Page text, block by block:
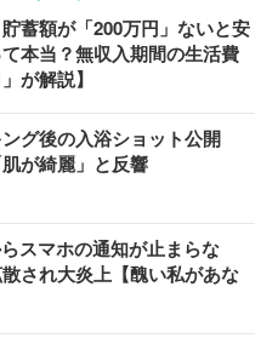
蓄額が「200万円」ないと安
本当？無収入期間の生活費
が解説】
グ後の入浴ショット公開
が綺麗」と反響
スマホの通知が止まらな
され大炎上【醜い私があな